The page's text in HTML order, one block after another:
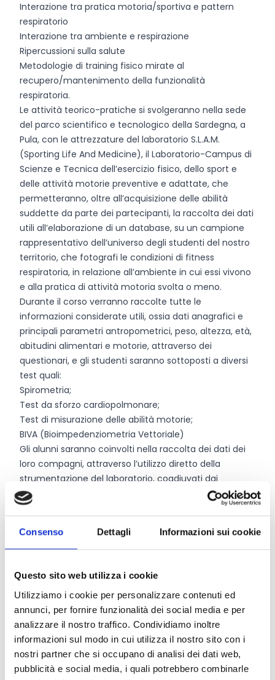
Consenso Dettagli Informazioni sui cookie
Questo sito web utilizza i cookie
Utilizziamo i cookie per personalizzare contenuti ed
annunci, per fornire funzionalità dei social media e per
analizzare il nostro traffico. Condividiamo inoltre
informazioni sul modo in cui utilizza il nostro sito con i
nostri partner che si occupano di analisi dei dati web,
pubblicità e social media, i quali potrebbero combinarle
Interazione tra pratica motoria/sportiva e pattern
respiratorio
Interazione tra ambiente e respirazione
Ripercussioni sulla salute
Metodologie di training fisico mirate al
recupero/mantenimento della funzionalità
respiratoria.
Le attività teorico-pratiche si svolgeranno nella sede
del parco scientifico e tecnologico della Sardegna, a
Pula, con le attrezzature del laboratorio S.L.A.M.
(Sporting Life And Medicine), il Laboratorio-Campus di
Scienze e Tecnica dell’esercizio fisico, dello sport e
delle attività motorie preventive e adattate, che
permetteranno, oltre all’acquisizione delle abilità
suddette da parte dei partecipanti, la raccolta dei dati
utili all’elaborazione di un database, su un campione
rappresentativo dell’universo degli studenti del nostro
territorio, che fotografi le condizioni di fitness
respiratoria, in relazione all’ambiente in cui essi vivono
e alla pratica di attività motoria svolta o meno.
Durante il corso verranno raccolte tutte le
informazioni considerate utili, ossia dati anagrafici e
principali parametri antropometrici, peso, altezza, età,
abitudini alimentari e motorie, attraverso dei
questionari, e gli studenti saranno sottoposti a diversi
test quali:
Spirometria;
Test da sforzo cardiopolmonare;
Test di misurazione delle abilità motorie;
BIVA (Bioimpedenziometria Vettoriale)
Gli alunni saranno coinvolti nella raccolta dei dati dei
loro compagni, attraverso l’utilizzo diretto della
strumentazione del laboratorio, coadiuvati dai
professionisti e collaboratori del laboratorio S.L.A.M.
Chi può partecipare
istituti secondari di secondo grado o a gruppi di
studenti appartenenti alle stesse. Per la
partecipazione degli studenti è necessaria la
certificazione di idoneità sportiva non agonistica.
Ciascuna scuola potrà candidarsi con una classe o un
gruppo di studenti (max 25). La selezione delle scuole
che avranno presentato la domanda di